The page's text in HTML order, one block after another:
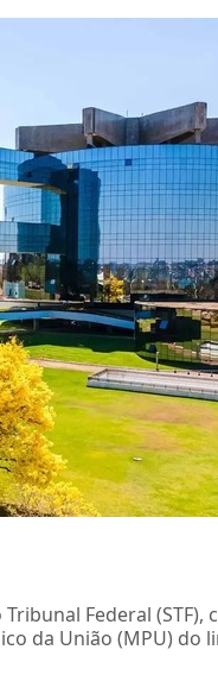
Federal
da União (MPU) do